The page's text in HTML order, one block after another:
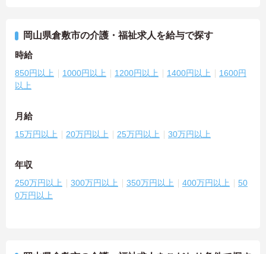
岡山県倉敷市の介護・福祉求人を給与で探す
時給
850円以上 1000円以上 1200円以上 1400円以上
1600円
以上
月給
15万円以上 20万円以上 25万円以上 30万円以上
年収
250万円以上 300万円以上 350万円以上 400万円以上
50
0万円以上